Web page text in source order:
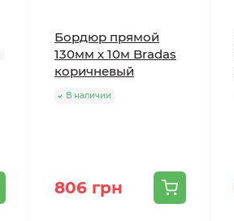
Бордюр прямой
130мм х 10м Bradas
коричневый
В наличии
806 грн